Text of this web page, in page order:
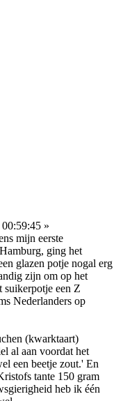
»
mijn eerste
ging het
glazen potje nogal erg
zijn om op het
suikerpotje een Z
Nederlanders op
(kwarktaart)
al aan voordat het
een beetje zout.' En
tante 150 gram
heb ik één